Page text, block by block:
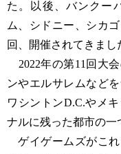
た。以後、バンクー
ム、シドニー、シカ
回、開催されてきまし
2022年の第11回大
ンやエルサレムなど
ワシントンD.C.やメ
ナルに残った都市の一
ゲイゲームズがこれ